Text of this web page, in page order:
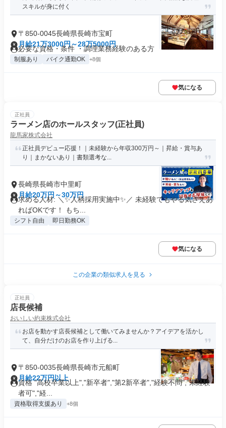
スキルが身に付く
〒850-0045長崎県長崎市宝町
月給21万3000円～28万5000円
必要な資格・条件 ・調理業務経験のある方
制服あり バイク通勤OK +8個
気になる
正社員
ラーメン店のホールスタッフ(正社員)
龍馬家株式会社
正社員デビュー応援！｜未経験から年収300万円～｜昇給・賞与あ
り｜まかないあり｜書類選考な...
長崎県長崎市中里町
月給20万円～30万円
求める人材: ＼✨️人柄採用実施中✨️／ 未経験でもやる気さえあ
ればOKです！ もち...
シフト自由 即日勤務OK
気になる
この企業の類似求人を見る
正社員
店長候補
おいしい約束株式会社
お店を動かす店長候補として働いてみませんか？アイデアを活かし
て、自分だけのお店を作り上げる...
〒850-0035長崎県長崎市元船町
月給22万円以上
資格 "高校卒業以上","新卒者","第2新卒者","経験不問","未経験
者可","経...
資格取得支援あり +8個